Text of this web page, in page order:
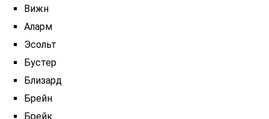
Вижн
Аларм
Эсольт
Бустер
Близард
Брейн
Брейк